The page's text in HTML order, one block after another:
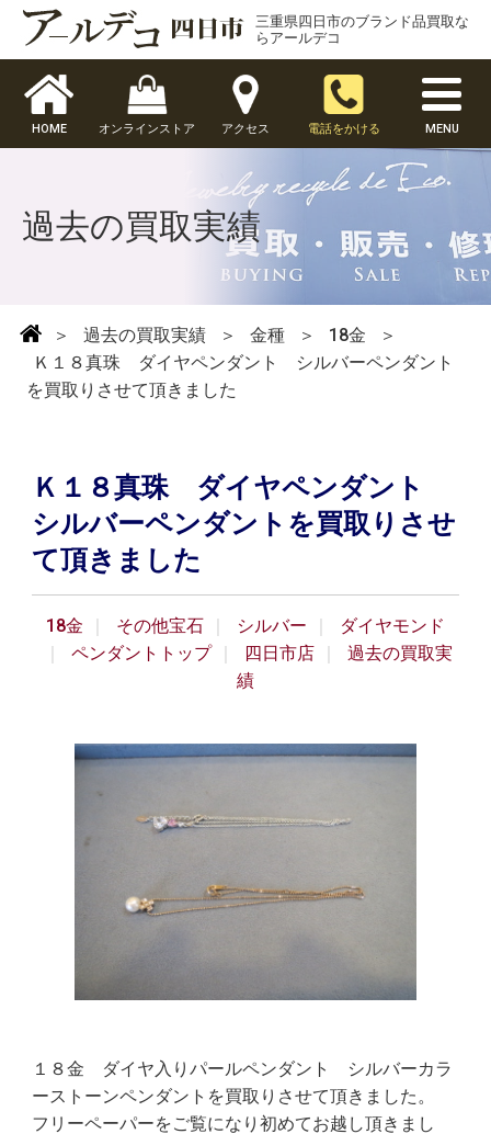
三重県四日市のブランド品買取な
らアールデコ
HOME オンラインストア アクセス 電話をかける MENU
過去の買取実績
＞ 過去の買取実績 ＞ 金種 ＞ 18金
＞
Ｋ１８真珠 ダイヤペンダント シルバーペンダント
を買取りさせて頂きました
Ｋ１８真珠 ダイヤペンダント
シルバーペンダントを買取りさせ
て頂きました
18金 その他宝石 シルバー
ダイヤモンド
ペンダントトップ
四日市店
過去の買取実
績
１８金 ダイヤ入りパールペンダント シルバーカラ
ーストーンペンダントを買取りさせて頂きました。
フリーペーパーをご覧になり初めてお越し頂きまし